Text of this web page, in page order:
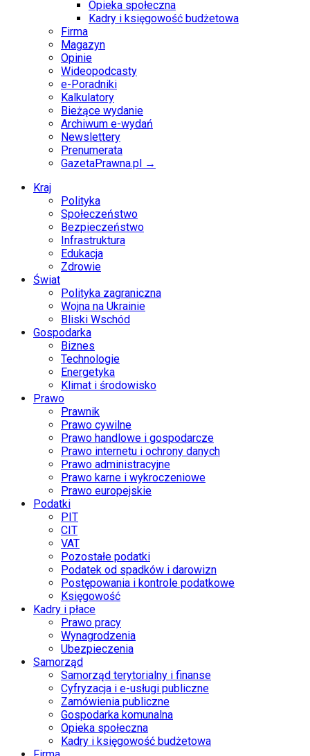
Opieka społeczna
Kadry i księgowość budżetowa
Firma
Magazyn
Opinie
Wideopodcasty
e-Poradniki
Kalkulatory
Bieżące wydanie
Archiwum e-wydań
Newslettery
Prenumerata
GazetaPrawna.pl →
Kraj
Polityka
Społeczeństwo
Bezpieczeństwo
Infrastruktura
Edukacja
Zdrowie
Świat
Polityka zagraniczna
Wojna na Ukrainie
Bliski Wschód
Gospodarka
Biznes
Technologie
Energetyka
Klimat i środowisko
Prawo
Prawnik
Prawo cywilne
Prawo handlowe i gospodarcze
Prawo internetu i ochrony danych
Prawo administracyjne
Prawo karne i wykroczeniowe
Prawo europejskie
Podatki
PIT
CIT
VAT
Pozostałe podatki
Podatek od spadków i darowizn
Postępowania i kontrole podatkowe
Księgowość
Kadry i płace
Prawo pracy
Wynagrodzenia
Ubezpieczenia
Samorząd
Samorząd terytorialny i finanse
Cyfryzacja i e-usługi publiczne
Zamówienia publiczne
Gospodarka komunalna
Opieka społeczna
Kadry i księgowość budżetowa